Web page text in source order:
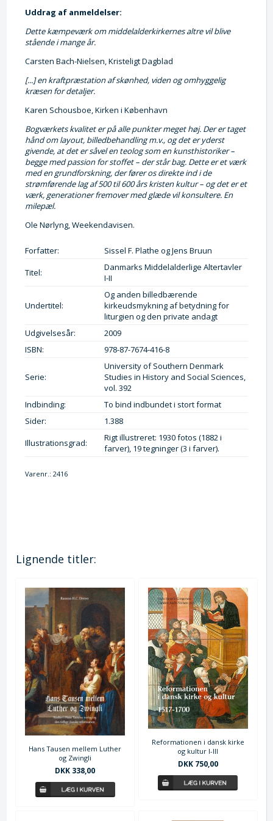
Uddrag af anmeldelser:
Dette kæmpeværk om middelalderkirkernes altre vil blive
stående i mange år.
Carsten Bach-Nielsen, Kristeligt Dagblad
[...] en kraftpræstation af skønhed, viden og omhyggelig
kræsen for detaljer.
Karen Schousboe, Kirken i København
Bogværkets kvalitet er på alle punkter meget høj. Der er taget
hånd om layout, billedbehandling m.v., og det er yderst
givende, at det er såvel en teolog som en kunsthistoriker –
begge med passion for stoffet – der står bag. Dette er et værk
med en grundforskning, der fører os direkte ind i de
strømførende lag af 500 til 600 års kristen kultur – og det er et
værk, generationer fremover med glæde vil konsultere. En
milepæl.
Ole Nørlyng, Weekendavisen.
Forfatter:
Sissel F. Plathe og Jens Bruun
Titel:
Danmarks Middelalderlige Altertavler
I-II
Undertitel:
Og anden billedbærende
kirkeudsmykning af betydning for
liturgien og den private andagt
Udgivelsesår:
2009
ISBN:
978-87-7674-416-8
Serie:
University of Southern Denmark
Studies in History and Social Sciences,
vol. 392
Indbinding:
To bind indbundet i stort format
Sider:
1.388
Illustrationsgrad:
Rigt illustreret: 1930 fotos (1882 i
farver), 19 tegninger (3 i farver).
Varenr.:2416
Lignende titler:
Hans Tausen mellem Luther
og Zwingli
DKK 338,00
Reformationen i dansk kirke
og kultur I-III
DKK 750,00